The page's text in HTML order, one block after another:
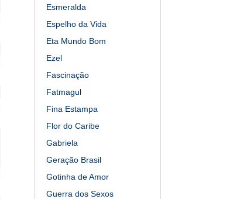
Esmeralda
Espelho da Vida
Eta Mundo Bom
Ezel
Fascinação
Fatmagul
Fina Estampa
Flor do Caribe
Gabriela
Geração Brasil
Gotinha de Amor
Guerra dos Sexos